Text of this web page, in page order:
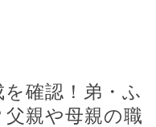
確認！弟・ふ
親や母親の職